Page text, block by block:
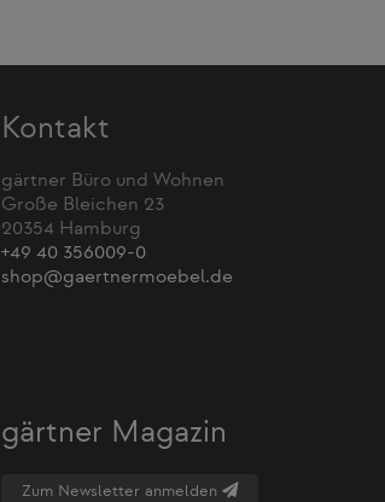
Kontakt
gärtner Büro und Wohnen
Große Bleichen 23
20354 Hamburg
+49 40 356009-0
shop@gaertnermoebel.de
gärtner Magazin
Zum Newsletter anmelden